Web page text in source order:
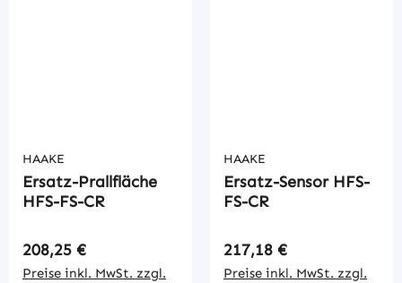
HAAKE
Ersatz-Prallfläche
HFS-FS-CR
Regulärer Preis:
208,25 €
Preise inkl. MwSt. zzgl.
HAAKE
Ersatz-Sensor HFS-
FS-CR
Regulärer Preis:
217,18 €
Preise inkl. MwSt. zzgl.